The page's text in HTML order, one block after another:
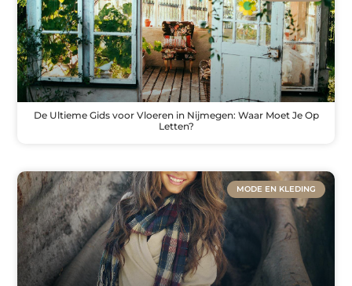
De Ultieme Gids voor Vloeren in Nijmegen: Waar Moet Je Op
Letten?
MODE EN KLEDING